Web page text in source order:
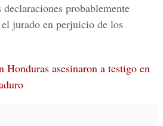
probablemente
jurado en perjuicio de los
Honduras asesinaron a testigo en